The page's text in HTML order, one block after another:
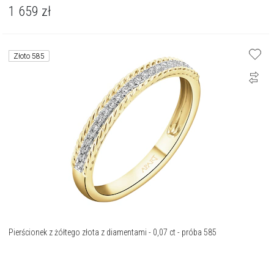
1 659 zł
Złoto 585
Pierścionek z żółtego złota z diamentami - 0,07 ct - próba 585